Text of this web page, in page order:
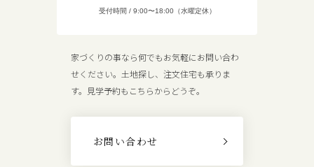
受付時間 / 9:00〜18:00（水曜定休）
家づくりの事なら何でもお気軽にお問い合わ
せください。土地探し、注文住宅も承りま
す。見学予約もこちらからどうぞ。
お問い合わせ